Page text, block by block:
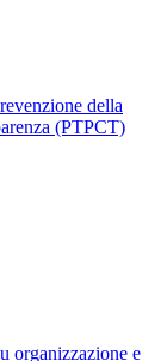
della
(PTPCT)
organizzazione e